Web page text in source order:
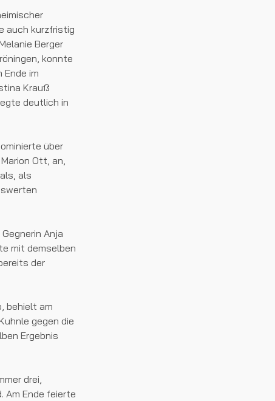
auch kurzfristig
Berger
konnte
im
Krauß
deutlich in
über
Ott, an,
als
Anja
mit demselben
der
behielt am
gegen die
Ergebnis
drei,
Am Ende feierte